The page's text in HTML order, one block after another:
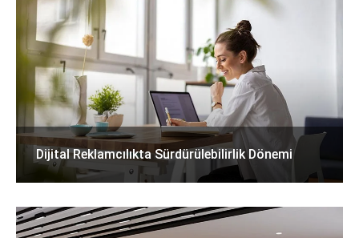
Dijital Reklamcılıkta Sürdürülebilirlik Dönemi